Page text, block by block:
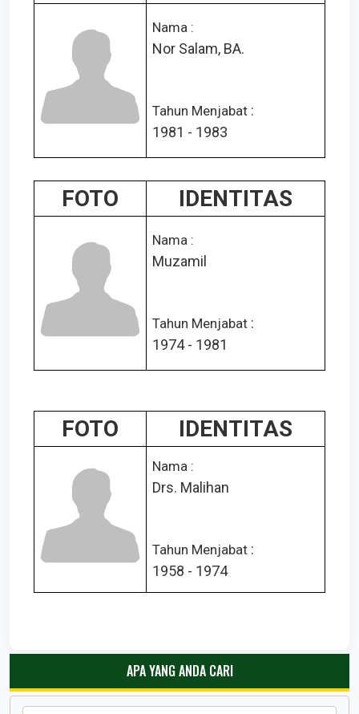
Nama :
Nor Salam, BA.
Tahun Menjabat :
1981 - 1983
FOTO IDENTITAS
Nama :
Muzamil
Tahun Menjabat :
1974 - 1981
FOTO IDENTITAS
Nama :
Drs. Malihan
Tahun Menjabat :
1958 - 1974
APA YANG ANDA CARI